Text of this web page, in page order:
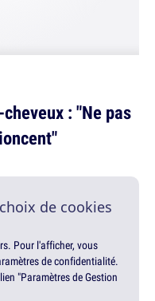
: "Ne pas
de cookies
Pour l'afficher, vous
de confidentialité.
"Paramètres de Gestion